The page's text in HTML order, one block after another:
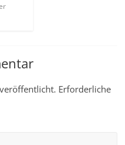
Erforderliche